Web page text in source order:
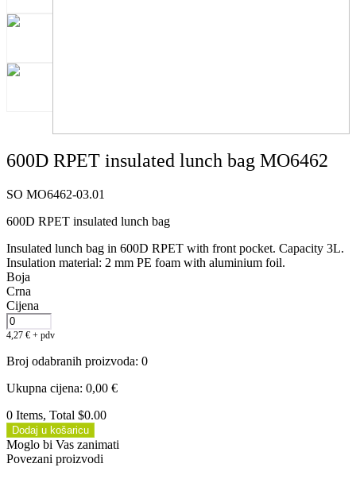
600D RPET insulated lunch bag MO6462
SO MO6462-03.01
600D RPET insulated lunch bag
Insulated lunch bag in 600D RPET with front pocket. Capacity 3L.
Insulation material: 2 mm PE foam with aluminium foil.
Boja
Crna
Cijena
4,27 € + pdv
Broj odabranih proizvoda: 0
Ukupna cijena: 0,00 €
0 Items, Total $0.00
Dodaj u košaricu
Moglo bi Vas zanimati
Povezani proizvodi